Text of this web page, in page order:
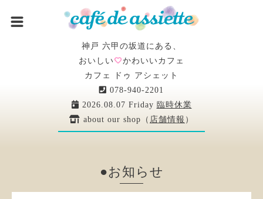
神戸 六甲の坂道にある、
おいしい
かわいいカフェ
カフェ ドゥ アシェット
078-940-2201
2026.08.07 Friday 臨時休業
about our shop（ 店舗情報 ）
●お知らせ